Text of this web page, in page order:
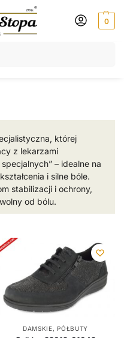
0
(na obuwie poza promocją)
której
z lekarzami
– idealne na
i silne bóle.
stabilizacji i ochrony,
od bólu.
DAMSKIE,PÓŁBUTY